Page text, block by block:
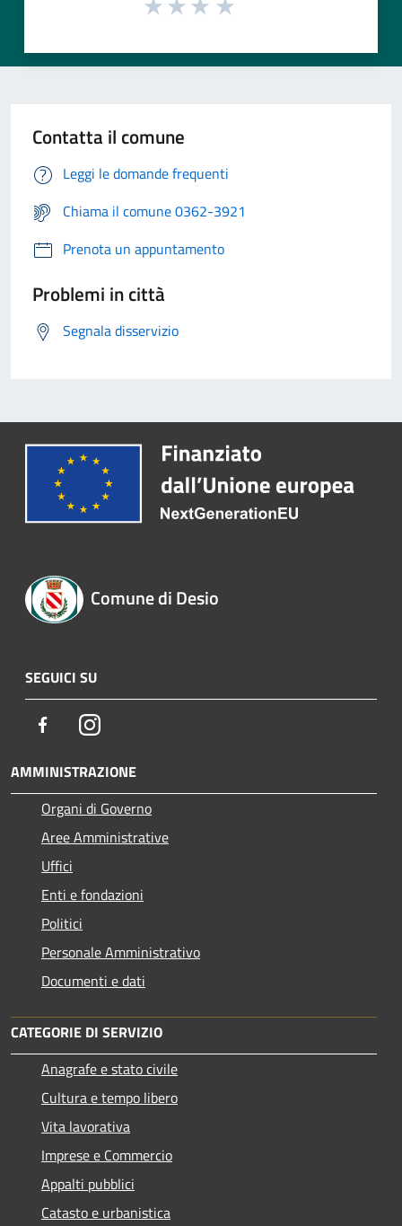
Contatta il comune
Leggi le domande frequenti
Chiama il comune 0362-3921
Prenota un appuntamento
Problemi in città
Segnala disservizio
Comune di Desio
SEGUICI SU
FacebookInstagram
AMMINISTRAZIONE
Organi di Governo
Aree Amministrative
Uffici
Enti e fondazioni
Politici
Personale Amministrativo
Documenti e dati
CATEGORIE DI SERVIZIO
Anagrafe e stato civile
Cultura e tempo libero
Vita lavorativa
Imprese e Commercio
Appalti pubblici
Catasto e urbanistica